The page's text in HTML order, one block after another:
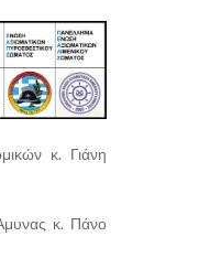
κ. Γιάνη
κ. Πάνο